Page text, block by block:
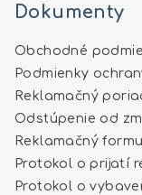
Dokumenty
Obchodné
Podmienky
Reklamačný
Odstúpenie od
Reklamačný
Protokol o prijatí
Protokol o